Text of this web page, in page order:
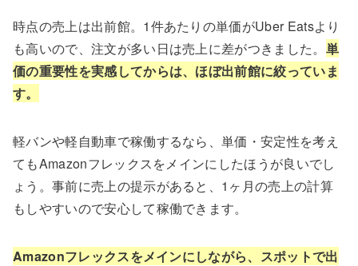
時点の売上は出前館。1件あたりの単価がUber Eatsより
も高いので、注文が多い日は売上に差がつきました。 単
価の重要性を実感してからは、ほぼ出前館に絞っていま
す。
軽バンや軽自動車で稼働するなら、単価・安定性を考え
てもAmazonフレックスをメインにしたほうが良いでし
ょう。事前に売上の提示があると、1ヶ月の売上の計算
もしやすいので安心して稼働できます。
Amazonフレックスをメインにしながら、スポットで出